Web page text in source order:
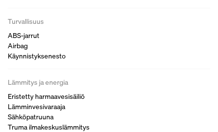
Turvallisuus
ABS-jarrut
Airbag
Käynnistyksenesto
Lämmitys ja energia
Eristetty harmaavesisäiliö
Lämminvesivaraaja
Sähköpatruuna
Truma ilmakeskuslämmitys